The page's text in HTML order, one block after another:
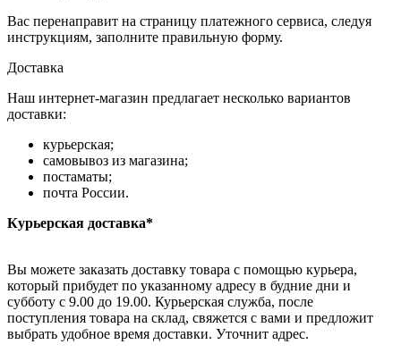
Вас перенаправит на страницу платежного сервиса, следуя
инструкциям, заполните правильную форму.
Доставка
Наш интернет-магазин предлагает несколько вариантов
доставки:
курьерская;
самовывоз из магазина;
постаматы;
почта России.
Курьерская доставка*
Вы можете заказать доставку товара с помощью курьера,
который прибудет по указанному адресу в будние дни и
субботу с 9.00 до 19.00. Курьерская служба, после
поступления товара на склад, свяжется с вами и предложит
выбрать удобное время доставки. Уточнит адрес.